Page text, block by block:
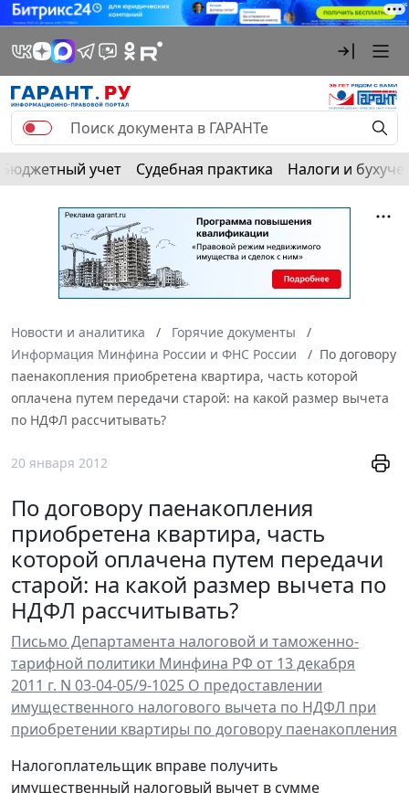
Бюджетный учет Судебная практика Налоги и
Новости и аналитика
Горячие документы
Информация Минфина России и ФНС России
По договору
паенакопления приобретена квартира, часть которой
оплачена путем передачи старой: на какой размер вычета
по НДФЛ рассчитывать?
20 января 2012
По договору паенакопления
приобретена квартира, часть
которой оплачена путем передачи
старой: на какой размер вычета по
НДФЛ рассчитывать?
Письмо Департамента налоговой и таможенно-
тарифной политики Минфина РФ от 13 декабря
2011 г. N 03-04-05/9-1025 О предоставлении
имущественного налогового вычета по НДФЛ при
приобретении квартиры по договору паенакопления
Налогоплательщик вправе получить
имущественный налоговый вычет в сумме